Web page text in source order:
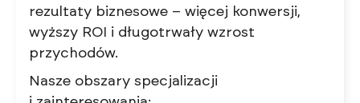
rezultaty biznesowe – więcej konwersji,
wyższy ROI i długotrwały wzrost
przychodów.
Nasze obszary specjalizacji